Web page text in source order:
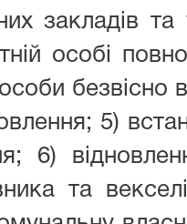
закладів
особі
безвісно
5)
6)
та